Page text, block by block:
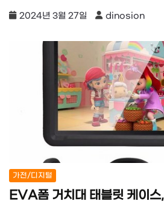
2024년 3월 27일 dinosion
가전/디지털
EVA폼 거치대 태블릿 케이